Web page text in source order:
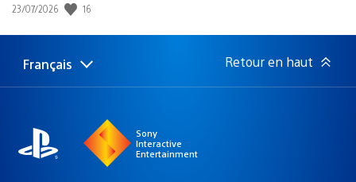
Date
publication
23/07/2026 16
Choisir
une
Région
actuelle
Français Retour en haut
Sony
Interactive
Entertainment